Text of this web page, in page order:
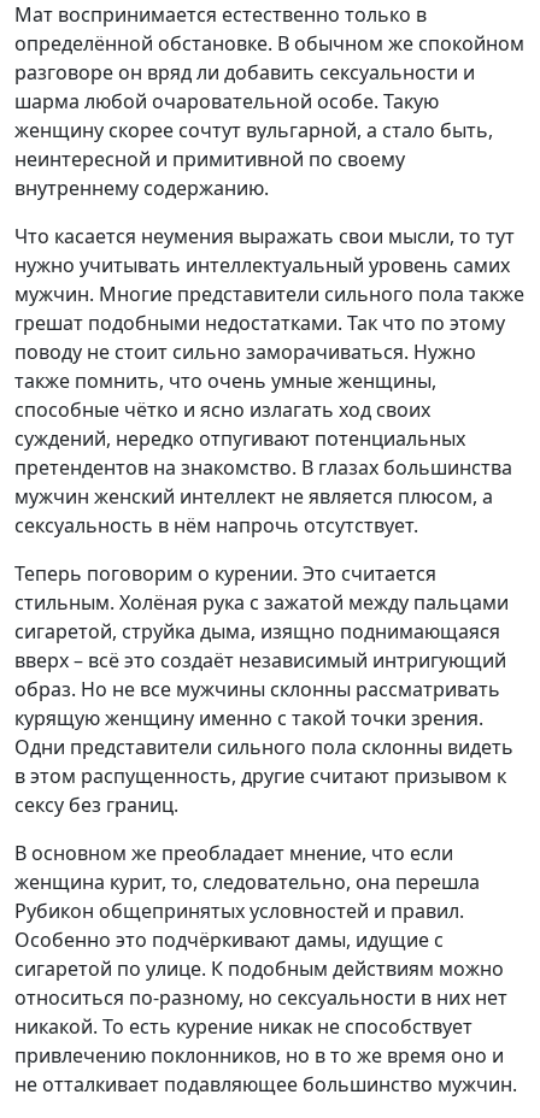
Мат воспринимается естественно только в
определённой обстановке. В обычном же спокойном
разговоре он вряд ли добавить сексуальности и
шарма любой очаровательной особе. Такую
женщину скорее сочтут вульгарной, а стало быть,
неинтересной и примитивной по своему
внутреннему содержанию.
Что касается неумения выражать свои мысли, то тут
нужно учитывать интеллектуальный уровень самих
мужчин. Многие представители сильного пола также
грешат подобными недостатками. Так что по этому
поводу не стоит сильно заморачиваться. Нужно
также помнить, что очень умные женщины,
способные чётко и ясно излагать ход своих
суждений, нередко отпугивают потенциальных
претендентов на знакомство. В глазах большинства
мужчин женский интеллект не является плюсом, а
сексуальность в нём напрочь отсутствует.
Теперь поговорим о курении. Это считается
стильным. Холёная рука с зажатой между пальцами
сигаретой, струйка дыма, изящно поднимающаяся
вверх – всё это создаёт независимый интригующий
образ. Но не все мужчины склонны рассматривать
курящую женщину именно с такой точки зрения.
Одни представители сильного пола склонны видеть
в этом распущенность, другие считают призывом к
сексу без границ.
В основном же преобладает мнение, что если
женщина курит, то, следовательно, она перешла
Рубикон общепринятых условностей и правил.
Особенно это подчёркивают дамы, идущие с
сигаретой по улице. К подобным действиям можно
относиться по-разному, но сексуальности в них нет
никакой. То есть курение никак не способствует
привлечению поклонников, но в то же время оно и
не отталкивает подавляющее большинство мужчин.